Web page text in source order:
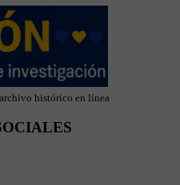
histórico en línea